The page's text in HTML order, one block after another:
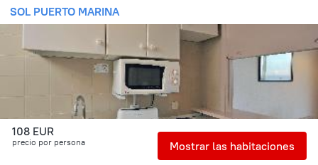
SOL PUERTO MARINA
108 EUR
precio por persona Mostrar las habitaciones